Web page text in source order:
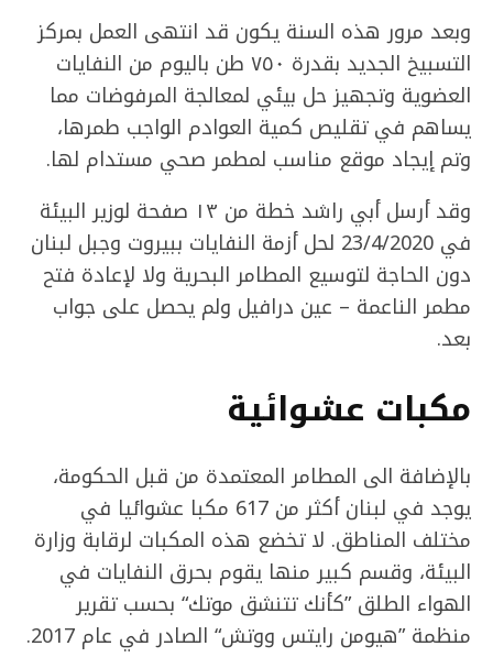
وبعد مرور هذه السنة يكون قد انتهى العمل بمركز
التسبيخ الجديد بقدرة ٧٥٠ طن باليوم من النفايات
العضوية وتجهيز حل بيئي لمعالجة المرفوضات مما
يساهم في تقليص كمية العوادم الواجب طمرها،
وتم إيجاد موقع مناسب لمطمر صحي مستدام لها.
وقد
أرسل أبي راشد خطة من ١٣ صفحة لوزير البيئة
في 23/4/2020 لحل أزمة النفايات ببيروت وجبل لبنان
دون الحاجة لتوسيع المطامر البحرية ولا لإعادة فتح
مطمر الناعمة – عين درافيل ولم يحصل على جواب
بعد.
مكبات عشوائية
بالإضافة الى المطامر المعتمدة من قبل الحكومة،
يوجد في لبنان أكثر من 617 مكبا عشوائيا في
مختلف المناطق. لا تخضع هذه المكبات لرقابة وزارة
البيئة، وقسم كبير منها يقوم بحرق النفايات في
الهواء الطلق ”كأنك تتنشق موتك“ بحسب تقرير
منظمة ”هيومن رايتس ووتش“ الصادر في عام 2017.